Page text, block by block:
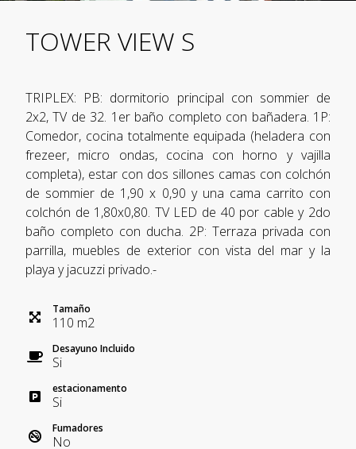
TOWER VIEW S
TRIPLEX: PB: dormitorio principal con sommier de
2x2, TV de 32. 1er baño completo con bañadera. 1P:
Comedor, cocina totalmente equipada (heladera con
frezeer, micro ondas, cocina con horno y vajilla
completa), estar con dos sillones camas con colchón
de sommier de 1,90 x 0,90 y una cama carrito con
colchón de 1,80x0,80. TV LED de 40 por cable y 2do
baño completo con ducha. 2P: Terraza privada con
parrilla, muebles de exterior con vista del mar y la
playa y jacuzzi privado.-
Tamaño
110 m2
Desayuno Incluido
Si
estacionamento
Si
Fumadores
No